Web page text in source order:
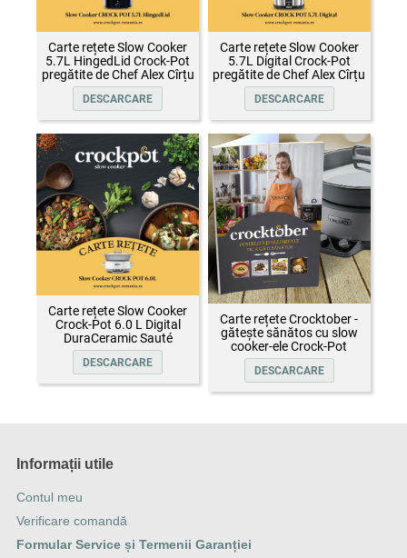
Carte rețete Slow Cooker
5.7L HingedLid Crock-Pot
pregătite de Chef Alex Cîrțu
DESCARCARE
Carte rețete Slow Cooker
5.7L Digital Crock-Pot
pregătite de Chef Alex Cîrțu
DESCARCARE
Carte rețete Slow Cooker
Crock-Pot 6.0 L Digital
DuraCeramic Sauté
DESCARCARE
Carte rețete Crocktober -
gătește sănătos cu slow
cooker-ele Crock-Pot
DESCARCARE
Informații utile
Contul meu
Verificare comandă
Formular Service și Termenii Garanției